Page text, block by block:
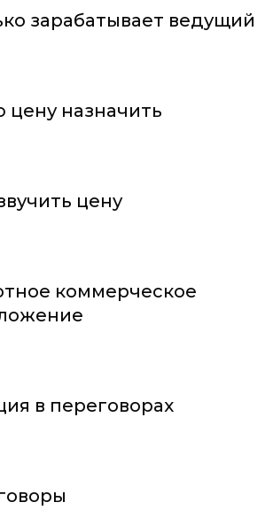
зарабатывает ведущий
цену назначить
цену
коммерческое
в переговорах